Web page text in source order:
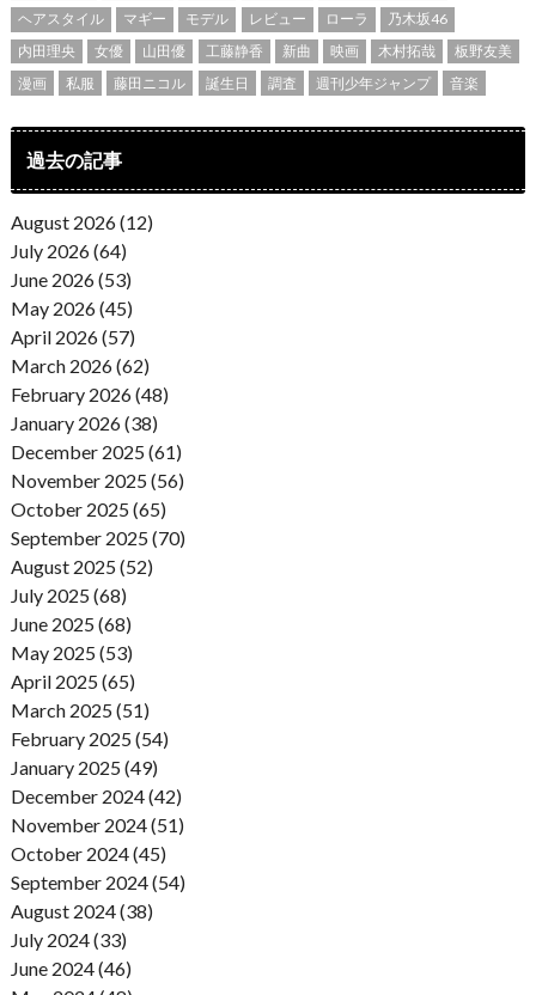
ヘアスタイル
マギー モデル レビュー ローラ
乃木坂46
内田理央
女優 山田優 工藤静香 新曲 映画 木村拓哉
板野友美
漫画
私服 藤田ニコル 誕生日 調査 週刊少年ジャンプ 音楽
過去の記事
August 2026 (12)
July 2026 (64)
June 2026 (53)
May 2026 (45)
April 2026 (57)
March 2026 (62)
February 2026 (48)
January 2026 (38)
December 2025 (61)
November 2025 (56)
October 2025 (65)
September 2025 (70)
August 2025 (52)
July 2025 (68)
June 2025 (68)
May 2025 (53)
April 2025 (65)
March 2025 (51)
February 2025 (54)
January 2025 (49)
December 2024 (42)
November 2024 (51)
October 2024 (45)
September 2024 (54)
August 2024 (38)
July 2024 (33)
June 2024 (46)